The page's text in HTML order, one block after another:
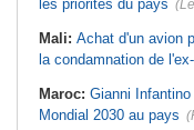
les priorités du pays
Mali: Achat d'un avion
la condamnation de
Maroc: Gianni
Mondial 2030 au pays